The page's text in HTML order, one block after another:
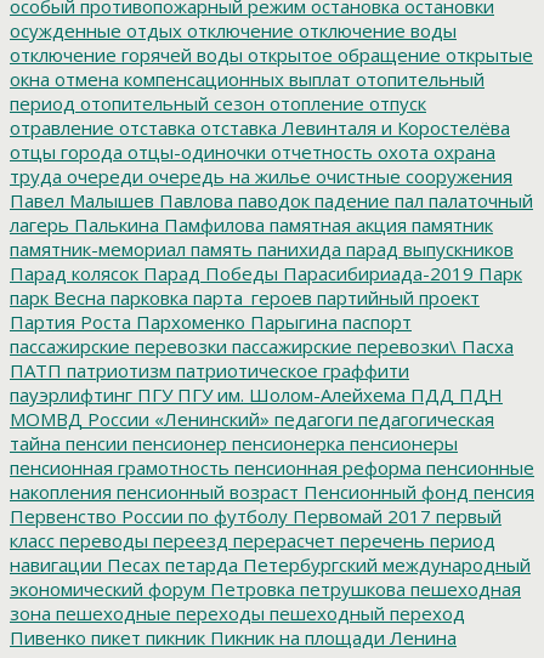
особый противопожарный режим остановка остановки
осужденные отдых отключение отключение воды
отключение горячей воды открытое обращение открытые
окна отмена компенсационных выплат отопительный
период отопительный сезон отопление отпуск
отравление отставка отставка Левинталя и Коростелёва
отцы города отцы-одиночки отчетность охота охрана
труда очереди очередь на жилье очистные сооружения
Павел Малышев Павлова паводок падение пал палаточный
лагерь Палькина Памфилова памятная акция памятник
памятник-мемориал память панихида парад выпускников
Парад колясок Парад Победы Парасибириада-2019 Парк
парк Весна парковка парта_героев партийный проект
Партия Роста Пархоменко Парыгина паспорт
пассажирские перевозки пассажирские перевозки\ Пасха
ПАТП патриотизм патриотическое граффити
пауэрлифтинг ПГУПГУ им. Шолом-Алейхема ПДД ПДН
МОМВД России «Ленинский» педагоги педагогическая
тайна пенсии пенсионер пенсионерка пенсионеры
пенсионная грамотность пенсионная реформа пенсионные
накопления пенсионный возраст Пенсионный фонд пенсия
Первенство России по футболу Первомай 2017 первый
класс переводы переезд перерасчет перечень период
навигации Песах петарда Петербургский международный
экономический форум Петровка петрушкова пешеходная
зона пешеходные переходы пешеходный переход
Пивенко пикет пикник Пикник на площади Ленина